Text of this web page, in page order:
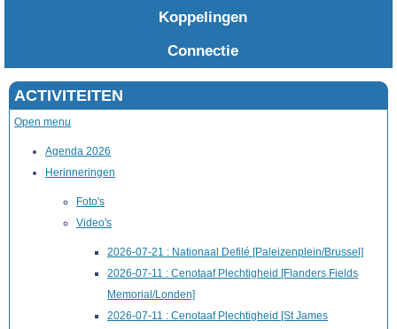
Koppelingen
Connectie
ACTIVITEITEN
Open menu
Agenda 2026
Herinneringen
Foto's
Video's
2026-07-21 : Nationaal Defilé [Paleizenplein/Brussel]
2026-07-11 : Cenotaaf Plechtigheid [Flanders Fields
Memorial/Londen]
2026-07-11 : Cenotaaf Plechtigheid [St James